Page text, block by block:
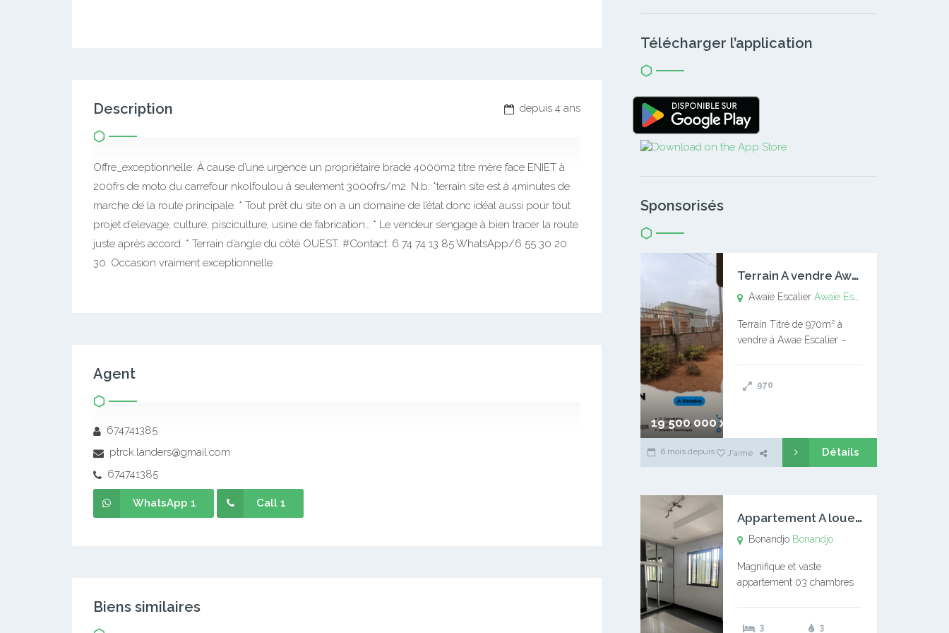
depuis 4 ans
Description
Offre_exceptionnelle: À cause d’une urgence un propriétaire brade 4000m2 titre mère face ENIET à
200frs de moto du carrefour nkolfoulou à seulement 3000frs/m2. N.b: *terrain site est à 4minutes de
marche de la route principale. * Tout prêt du site on a un domaine de l’état donc idéal aussi pour tout
projet d’elevage, culture, pisciculture, usine de fabrication… * Le vendeur s’engage à bien tracer la route
juste après accord. * Terrain d’angle du côté OUEST. #Contact: 6 74 74 13 85 WhatsApp/6 55 30 20
30. Occasion vraiment exceptionnelle.
Agent
674741385
ptrck.landers@gmail.com
674741385
WhatsApp 1 Call 1
Biens similaires
Télécharger l’application
Sponsorisés
19 500 000 xaf
T
errain A vendre Awaïe Escalier
Awaïe EscalierAwaïe Escalier
Terrain Titré de 970m² à
vendre à Awae Escalier –
l’Université Catholique –
970
6 mois depuis J'aime Détails
A
ppartement A louer Bonandjo
Bonandjo Bonandjo
Magnifique et vaste
appartement 03 chambres
douches 01 vaste salon 01
3
3